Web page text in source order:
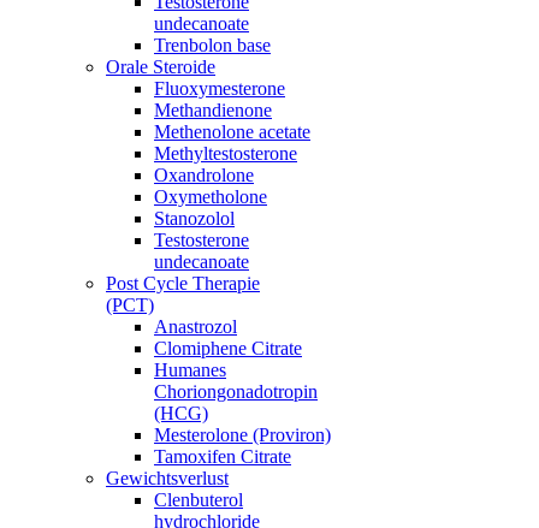
undecanoate
Trenbolon base
Orale Steroide
Fluoxymesterone
Methandienone
Methenolone acetate
Methyltestosterone
Oxandrolone
Oxymetholone
Stanozolol
Testosterone
undecanoate
Post Cycle Therapie
(PCT)
Anastrozol
Clomiphene Citrate
Humanes
Choriongonadotropin
(HCG)
Mesterolone (Proviron)
Tamoxifen Citrate
Gewichtsverlust
Clenbuterol
hydrochloride